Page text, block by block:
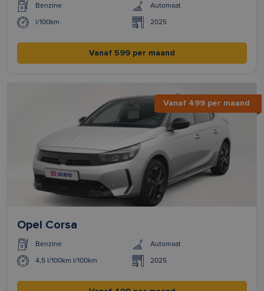
Benzine Automaat
l/100km 2025
Vanaf 599 per maand
Vanaf 499 per maand
Opel Corsa
Benzine Automaat
4,5 l/100km l/100km 2025